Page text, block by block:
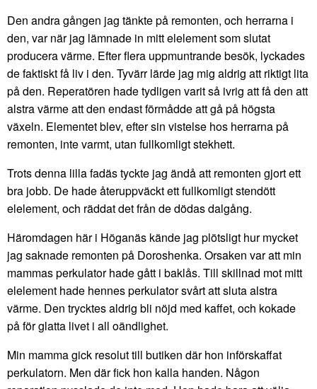
Den andra gången jag tänkte på remonten, och herrarna i
den, var när jag lämnade in mitt elelement som slutat
producera värme. Efter flera uppmuntrande besök, lyckades
de faktiskt få liv i den. Tyvärr lärde jag mig aldrig att riktigt lita
på den. Reperatören hade tydligen varit så ivrig att få den att
alstra värme att den endast förmådde att gå på högsta
växeln. Elementet blev, efter sin vistelse hos herrarna på
remonten, inte varmt, utan fullkomligt stekhett.
Trots denna lilla fadäs tyckte jag ändå att remonten gjort ett
bra jobb. De hade återuppväckt ett fullkomligt stendött
elelement, och räddat det från de dödas dalgång.
Häromdagen här i Höganäs kände jag plötsligt hur mycket
jag saknade remonten på Doroshenka. Orsaken var att min
mammas perkulator hade gått i baklås. Till skillnad mot mitt
elelement hade hennes perkulator svårt att sluta alstra
värme. Den trycktes aldrig bli nöjd med kaffet, och kokade
på för glatta livet i all oändlighet.
Min mamma gick resolut till butiken där hon införskaffat
perkulatorn. Men där fick hon kalla handen. Någon